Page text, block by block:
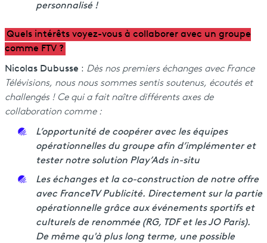
personnalisé !
Quels intérêts voyez-vous à collaborer avec un groupe
comme FTV ?
Nicolas Dubusse : Dès nos premiers échanges avec France
Télévisions, nous nous sommes sentis soutenus, écoutés et
challengés ! Ce qui a fait naître différents axes de
collaboration comme :
L’opportunité de coopérer avec les équipes
opérationnelles du groupe afin d’implémenter et
tester notre solution Play’Ads in-situ
Les échanges et la co-construction de notre offre
avec FranceTV Publicité. Directement sur la partie
opérationnelle grâce aux événements sportifs et
culturels de renommée (RG, TDF et les JO Paris).
De même qu'à plus long terme, une possible